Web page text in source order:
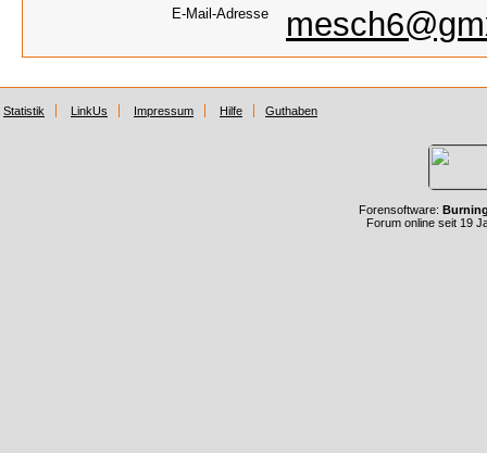
E-Mail-Adresse
Statistik LinkUs Impressum Hilfe Guthaben
Forensoftware:
Forum online seit 19